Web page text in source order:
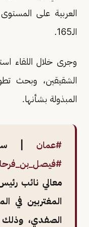
العربية على المستوى
الـ165.
وجرى خلال اللقاء
الشقيقين، وبحث
المبذولة بشأنها.
#عمان | سمو
معالي نائب
المغتربين في
الصفدي،